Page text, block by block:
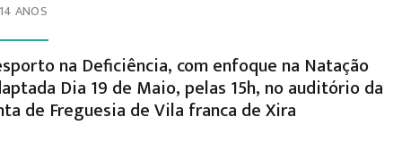
ANOS
na Deficiência, com enfoque na Natação
Dia 19 de Maio, pelas 15h, no auditório da
de Freguesia de Vila franca de Xira